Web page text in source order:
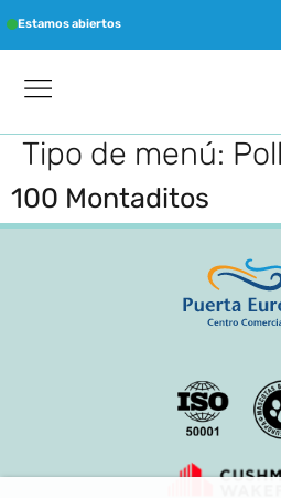
Estamos abiertos
Tipo de menú:
100 Montaditos